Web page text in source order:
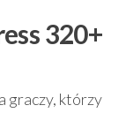
320+
graczy, którzy